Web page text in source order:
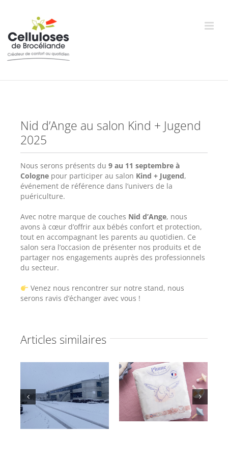
Nid d’Ange au salon Kind + Jugend
2025
Nous serons présents du 9 au 11 septembre à
Cologne pour participer au salon Kind + Jugend,
événement de référence dans l’univers de la
puériculture.
Avec notre marque de couches Nid d’Ange, nous
avons à cœur d’offrir aux bébés confort et protection,
tout en accompagnant les parents au quotidien. Ce
salon sera l’occasion de présenter nos produits et de
partager nos engagements auprès des professionnels
du secteur.
Venez nous rencontrer sur notre stand, nous
serons ravis d’échanger avec vous !
Articles similaires